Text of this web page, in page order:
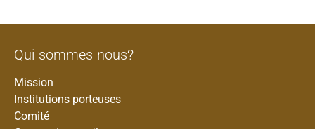
Qui sommes-nous?
Mission
Institutions porteuses
Comité